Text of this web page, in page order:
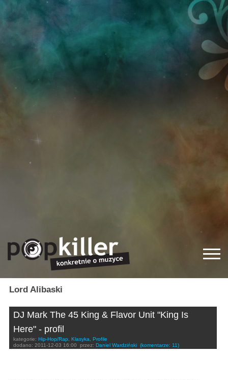
Lord Alibaski
DJ Mark The 45 King & Flavor Unit "King Is
Here" - profil
kategorie: Hip-Hop/Rap, Klasyka, Profile
dodano: 2011-12-03 16:00 przez: Daniel Wardziński (komentarze: 11)